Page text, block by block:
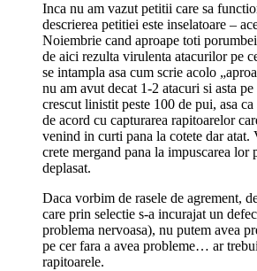
Inca nu am vazut petitii care sa
descrierea petitiei este inselatoare –
Noiembrie cand aproape toti
de aici rezulta virulenta atacurilor pe
se intampla asa cum scrie acolo
nu am avut decat 1-2 atacuri si asta
crescut linistit peste 100 de pui, asa
de acord cu capturarea rapitoarelor
venind in curti pana la cotete dar atat.
crete mergand pana la impuscarea
deplasat.
Daca vorbim de rasele de agrement,
care prin selectie s-a incurajat un
problema nervoasa), nu putem avea
pe cer fara a avea probleme… ar
rapitoarele.